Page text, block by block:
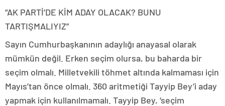
“AK PARTİ’DE KİM ADAY OLACAK? BUNU
TARTIŞMALIYIZ”
Sayın Cumhurbaşkanının adaylığı anayasal olarak
mümkün değil. Erken seçim olursa, bu baharda bir
seçim olmalı. Milletvekili töhmet altında kalmaması için
Mayıs’tan önce olmalı. 360 aritmetiği Tayyip Bey’i aday
yapmak için kullanılmamalı. Tayyip Bey, ‘seçim